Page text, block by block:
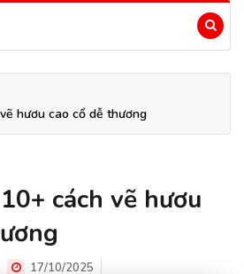
hươu cao cổ dễ thương
cách vẽ hươu
17/10/2025